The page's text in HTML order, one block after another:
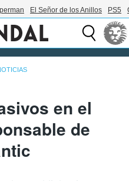
El Señor de los Anillos PS5
en el
de